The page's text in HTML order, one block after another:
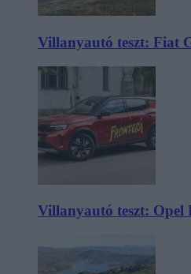
Villanyautó teszt: Fiat
Villanyautó teszt: Opel